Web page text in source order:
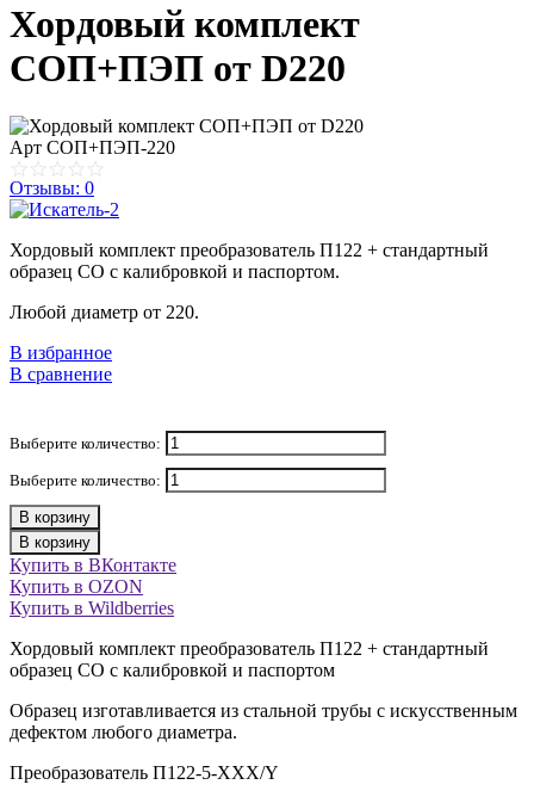
Хордовый комплект
СОП+ПЭП от D220
Арт СОП+ПЭП-220
Отзывы: 0
Хордовый комплект преобразователь П122 + стандартный
образец СО с калибровкой и паспортом.
Любой диаметр от 220.
В избранное
В сравнение
Выберите количество:
Выберите количество:
В корзину
В корзину
Купить в ВКонтакте
Купить в OZON
Купить в Wildberries
Хордовый комплект преобразователь П122 + стандартный
образец СО с калибровкой и паспортом
Образец изготавливается из стальной трубы с искусственным
дефектом любого диаметра.
Преобразователь П122-5-ХХХ/Y